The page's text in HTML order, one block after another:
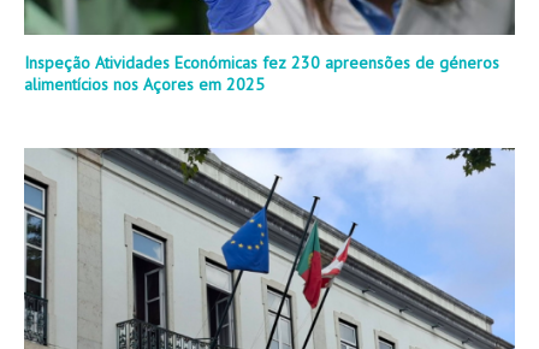
Inspeção Atividades Económicas fez 230 apreensões de géneros
alimentícios nos Açores em 2025